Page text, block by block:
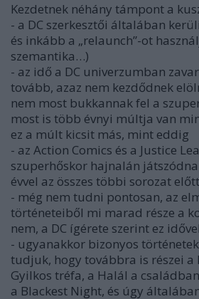
Kezdetnek néhány támpont a
- a DC szerkesztői általában
és inkább a „relaunch”-ot
szemantika…)
- az idő a DC univerzumban
tovább, azaz nem kezdődnek
nem most bukkannak fel a
most is több évnyi múltja van
ez a múlt kicsit más, mint eddig
- az Action Comics és a Justice
szuperhőskor hajnalán
évvel az összes többi sorozat előtt
- még nem tudni pontosan, az
történeteiből mi marad része a
nem, a DC ígérete szerint ez
- ugyanakkor bizonyos
tudjuk, hogy továbbra is részei a
Gyilkos tréfa, a Halál a
a Blackest Night, és úgy